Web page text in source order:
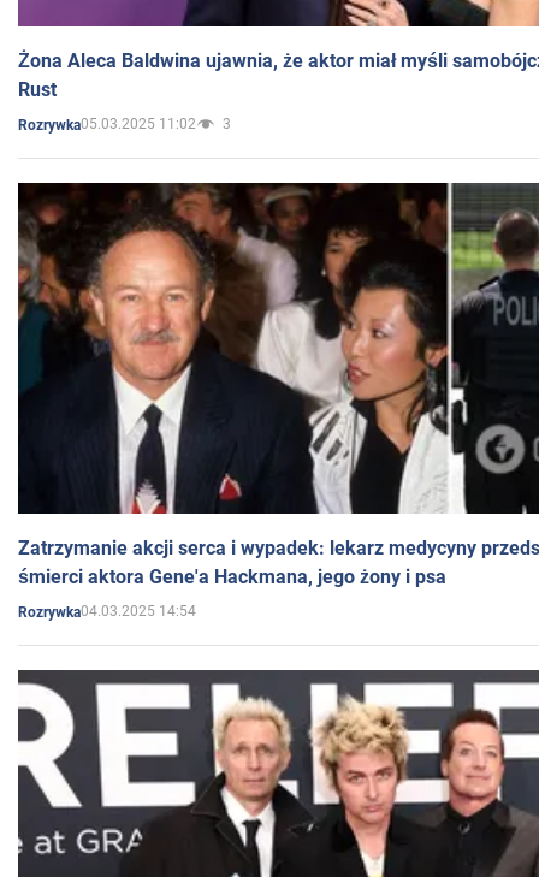
Żona Aleca Baldwina ujawnia, że aktor miał myśli
Rust
Rozrywka05.03.2025 11:02 3
Zatrzymanie akcji serca i wypadek: lekarz medycyny
śmierci aktora Gene'a Hackmana, jego żony i psa
Rozrywka04.03.2025 14:54